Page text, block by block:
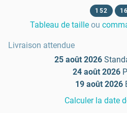
152
Tableau de taille ou
Livraison attendue
25 août 2026
24 août 2026
19 août 2026
Calculer la date